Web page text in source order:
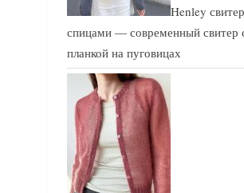
Henley свитер
спицами — современный свитер
планкой на пуговицах